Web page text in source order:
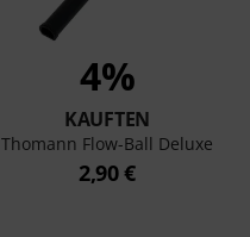
4%
KAUFTEN
Thomann Flow-Ball Deluxe
2,90 €